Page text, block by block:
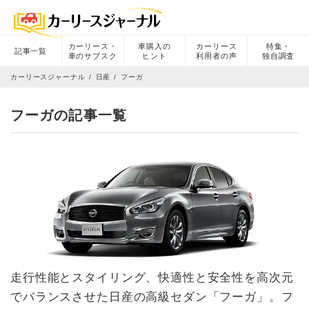
記事一覧
カーリース・
車のサブスク
車購入の
ヒント
カーリース
利用者の声
特集・
独自調査
カーリースジャーナル 日産 フーガ
フーガの記事一覧
走行性能とスタイリング、快適性と安全性を高次元
でバランスさせた日産の高級セダン「フーガ」。フ